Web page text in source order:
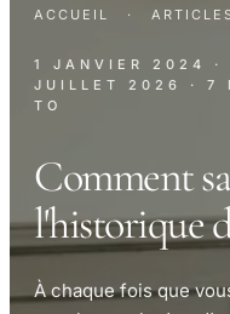
ACCUEIL ·
1 JANVIER 2024 ·
JUILLET 2026
· 7
TO
Comment
l'historique
À chaque fois que